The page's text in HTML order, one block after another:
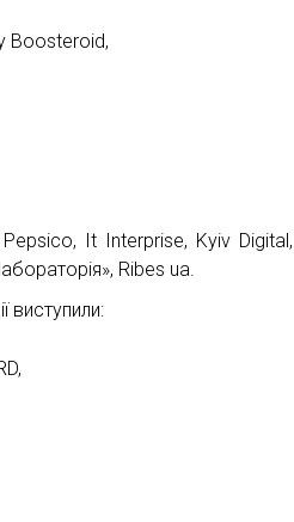
Boosteroid,
It Interprise, Kyiv Digital,
Ribes ua.
виступили: